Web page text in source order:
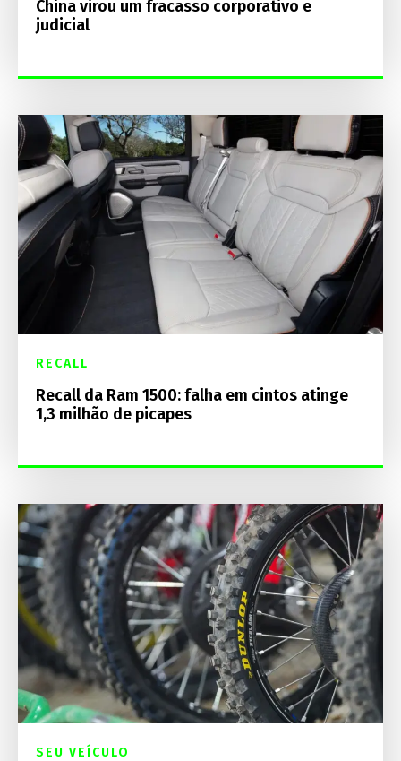
China virou um fracasso corporativo e
judicial
RECALL
Recall da Ram 1500: falha em cintos atinge
1,3 milhão de picapes
SEU VEÍCULO